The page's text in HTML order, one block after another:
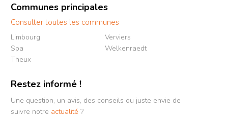
Communes principales
Consulter toutes les communes
Limbourg
Spa
Theux
Verviers
Welkenraedt
Restez informé !
Une question, un avis, des conseils ou juste envie de
suivre notre actualité ?